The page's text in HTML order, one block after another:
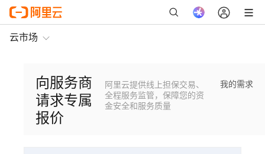
云市场
向服务商
请求专属
报价
阿里云提供线上担保交易、
全程服务监管，保障您的资
金安全和服务质量
我的需求